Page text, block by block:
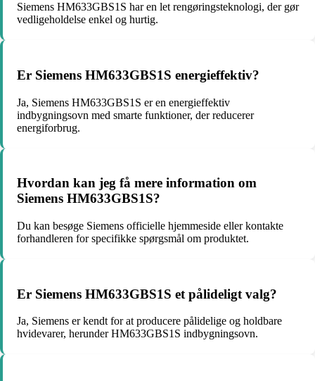
Siemens HM633GBS1S har en let rengøringsteknologi, der gør
vedligeholdelse enkel og hurtig.
Er Siemens HM633GBS1S energieffektiv?
Ja, Siemens HM633GBS1S er en energieffektiv
indbygningsovn med smarte funktioner, der reducerer
energiforbrug.
Hvordan kan jeg få mere information om
Siemens HM633GBS1S?
Du kan besøge Siemens officielle hjemmeside eller kontakte
forhandleren for specifikke spørgsmål om produktet.
Er Siemens HM633GBS1S et pålideligt valg?
Ja, Siemens er kendt for at producere pålidelige og holdbare
hvidevarer, herunder HM633GBS1S indbygningsovn.